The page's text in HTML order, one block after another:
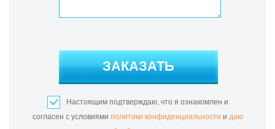
ЗАКАЗАТЬ
Настоящим подтверждаю, что я ознакомлен и
согласен с условиями политики конфиденциальности и даю